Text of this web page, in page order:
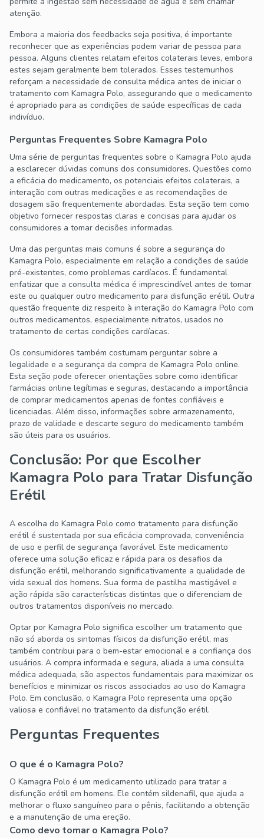
atenção.
Embora a maioria dos feedbacks seja positiva, é importante
reconhecer que as experiências podem variar de pessoa para
pessoa. Alguns clientes relatam efeitos colaterais leves, embora
estes sejam geralmente bem tolerados. Esses testemunhos
reforçam a necessidade de consulta médica antes de iniciar o
tratamento com Kamagra Polo, assegurando que o medicamento
é apropriado para as condições de saúde específicas de cada
indivíduo.
Perguntas Frequentes Sobre Kamagra Polo
Uma série de perguntas frequentes sobre o Kamagra Polo ajuda
a esclarecer dúvidas comuns dos consumidores. Questões como
a eficácia do medicamento, os potenciais efeitos colaterais, a
interação com outras medicações e as recomendações de
dosagem são frequentemente abordadas. Esta seção tem como
objetivo fornecer respostas claras e concisas para ajudar os
consumidores a tomar decisões informadas.
Uma das perguntas mais comuns é sobre a segurança do
Kamagra Polo, especialmente em relação a condições de saúde
pré-existentes, como problemas cardíacos. É fundamental
enfatizar que a consulta médica é imprescindível antes de tomar
este ou qualquer outro medicamento para disfunção erétil. Outra
questão frequente diz respeito à interação do Kamagra Polo com
outros medicamentos, especialmente nitratos, usados no
tratamento de certas condições cardíacas.
Os consumidores também costumam perguntar sobre a
legalidade e a segurança da compra de Kamagra Polo online.
Esta seção pode oferecer orientações sobre como identificar
farmácias online legítimas e seguras, destacando a importância
de comprar medicamentos apenas de fontes confiáveis e
licenciadas. Além disso, informações sobre armazenamento,
prazo de validade e descarte seguro do medicamento também
são úteis para os usuários.
Conclusão: Por que Escolher
Kamagra Polo para Tratar Disfunção
Erétil
A escolha do Kamagra Polo como tratamento para disfunção
erétil é sustentada por sua eficácia comprovada, conveniência
de uso e perfil de segurança favorável. Este medicamento
oferece uma solução eficaz e rápida para os desafios da
disfunção erétil, melhorando significativamente a qualidade de
vida sexual dos homens. Sua forma de pastilha mastigável e
ação rápida são características distintas que o diferenciam de
outros tratamentos disponíveis no mercado.
Optar por Kamagra Polo significa escolher um tratamento que
não só aborda os sintomas físicos da disfunção erétil, mas
também contribui para o bem-estar emocional e a confiança dos
usuários. A compra informada e segura, aliada a uma consulta
médica adequada, são aspectos fundamentais para maximizar os
benefícios e minimizar os riscos associados ao uso do Kamagra
Polo. Em conclusão, o Kamagra Polo representa uma opção
valiosa e confiável no tratamento da disfunção erétil.
Perguntas Frequentes
O que é o Kamagra Polo?
O Kamagra Polo é um medicamento utilizado para tratar a
disfunção erétil em homens. Ele contém sildenafil, que ajuda a
melhorar o fluxo sanguíneo para o pênis, facilitando a obtenção
e a manutenção de uma ereção.
Como devo tomar o Kamagra Polo?